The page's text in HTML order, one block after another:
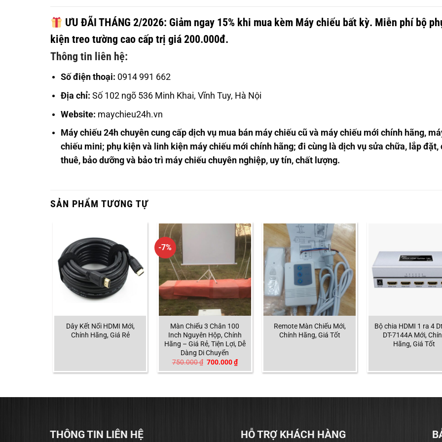
ƯU ĐÃI THÁNG 2/2026: Giảm ngay 15% khi mua kèm Máy chiếu bất kỳ. Miễn phí bộ
kiện treo tường cao cấp trị giá 200.000đ.
Thông tin liên hệ:
Số điện thoại: 0914 991 662
Địa chỉ: Số 102 ngõ 536 Minh Khai, Vĩnh Tuy, Hà Nội
Website: maychieu24h.vn
Máy chiếu 24h chuyên cung cấp dịch vụ mua bán máy chiếu cũ và máy chiếu mới chính hãng,
chiếu mini; phụ kiện và linh kiện máy chiếu mới chính hãng; đi cùng là dịch vụ sửa chữa, lắp đặt,
thuê, bảo dưỡng và bảo trì máy chiếu chuyên nghiệp, uy tín, chất lượng.
SẢN PHẨM TƯƠNG TỰ
Dây Kết Nối HDMI Mới,
Chính Hãng, Giá Rẻ
-7%
Màn Chiếu 3 Chân 100
Inch Nguyên Hộp, Chính
Hãng – Giá Rẻ, Tiện Lợi, Dễ
Dàng Di Chuyển
750.000₫ Giá
là:
700.000₫Giá
hiện
tại
Remote Màn Chiếu Mới,
Chính Hãng, Giá Tốt
Bộ chia HDMI 1 ra 4
DT-7144A Mới,
Hãng, Giá Tốt
THÔNG TIN LIÊN HỆ HỖ TRỢ KHÁCH HÀNG